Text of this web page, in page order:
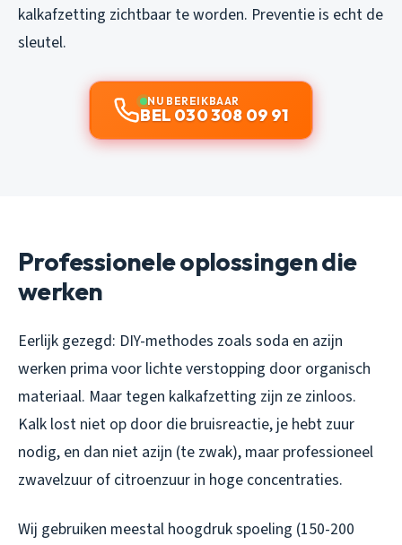
kalkafzetting zichtbaar te worden. Preventie is echt de
sleutel.
NU BEREIKBAAR
BEL 030 308 09 91
Professionele oplossingen die
werken
Eerlijk gezegd: DIY-methodes zoals soda en azijn
werken prima voor lichte verstopping door organisch
materiaal. Maar tegen kalkafzetting zijn ze zinloos.
Kalk lost niet op door die bruisreactie, je hebt zuur
nodig, en dan niet azijn (te zwak), maar professioneel
zwavelzuur of citroenzuur in hoge concentraties.
Wij gebruiken meestal hoogdruk spoeling (150-200